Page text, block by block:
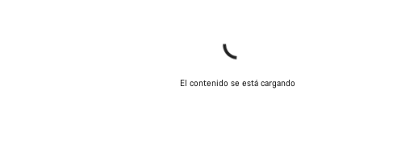
El contenido se está cargando